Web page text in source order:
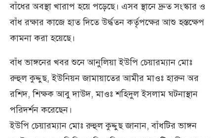
বাঁধের অবস্থা খারাপ হয়ে পড়েছে। এসব স্থানে দ্রুত সংস্কার ও
বাঁধ রক্ষার কাজে হাত দিতে উর্দ্ধতন কর্তৃপক্ষের আশু হস্তক্ষেপ
কামনা করা হয়েছে।
বাঁধ ভাঙ্গনের খবর শুনে আনুলিয়া ইউপি চেয়ারম্যান মোঃ
রুহুল কুদ্দুছ, ইউনিয়ন জামায়াতের আমীর মাওঃ হারুন অর
রশিদ, শিক্ষক আবু দাউদ, মাওঃ শহিদুল ইসলাম ঘটনাস্থান
পরিদর্শন করেছেন।
ইউপি চেয়ারম্যান মোঃ রুহুল কুদ্দুছ জানান, বাঁধটির ভাঙ্গন